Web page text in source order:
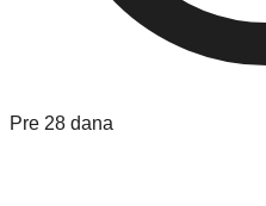
Pre 28 dana